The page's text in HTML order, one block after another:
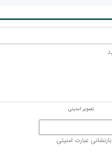
بازنشانی عبارت امنیتی